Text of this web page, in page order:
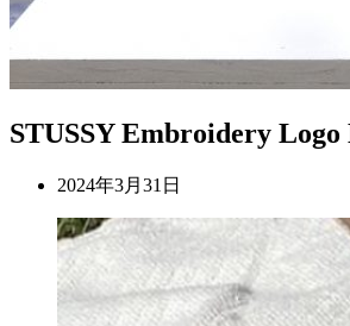
STUSSY Embroidery
2024年3月31日